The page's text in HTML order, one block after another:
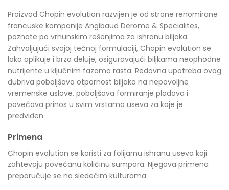
Proizvod Chopin evolution razvijen je od strane renomirane
francuske kompanije Angibaud Derome & Specialites,
poznate po vrhunskim rešenjima za ishranu biljaka.
Zahvaljujući svojoj tečnoj formulaciji, Chopin evolution se
lako aplikuje i brzo deluje, osiguravajući biljkama neophodne
nutrijente u ključnim fazama rasta. Redovna upotreba ovog
đubriva poboljšava otpornost biljaka na nepovoljne
vremenske uslove, poboljšava formiranje plodova i
povećava prinos u svim vrstama useva za koje je
predviđen.
Primena
Chopin evolution se koristi za folijarnu ishranu useva koji
zahtevaju povećanu količinu sumpora. Njegova primena
preporučuje se na sledećim kulturama: